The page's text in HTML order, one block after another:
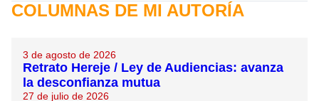
COLUMNAS DE MI AUTORÍA
3 de agosto de 2026
Retrato Hereje / Ley de Audiencias: avanza
la desconfianza mutua
27 de julio de 2026